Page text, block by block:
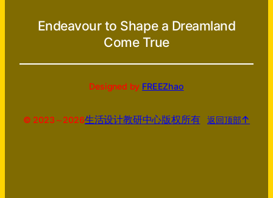
Endeavour to Shape a Dreamland
Come True
Designed by FREEZhao
© 2023～2026生活设计教研中心版权所有 返回顶部↑